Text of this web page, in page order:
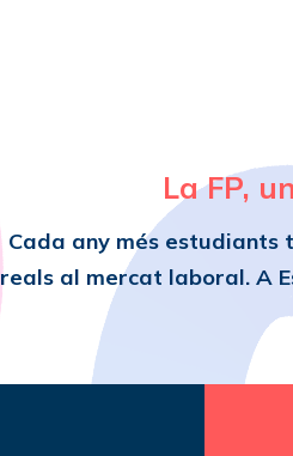
La FP,
Cada any més estudiants
reals al mercat laboral. A